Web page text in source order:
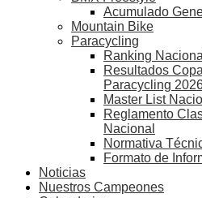
Acumulado
Mountain Bike
Paracycling
Ranking
Resultados
Paracycling
Master List
Reglamento
Nacional
Normativa
Formato de
Noticias
Nuestros Campeones